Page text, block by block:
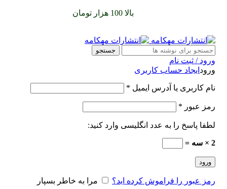
بالا 100 هزار تومان
جستجو
ورود / ثبت نام
ورود ایجاد حساب کاربری
نام کاربری یا آدرس ایمیل *
رمز عبور *
لطفا پاسخ را به عدد انگلیسی وارد کنید:
2 × سه =
ورود
رمز عبور را فراموش کرده اید؟ مرا به خاطر بسپار